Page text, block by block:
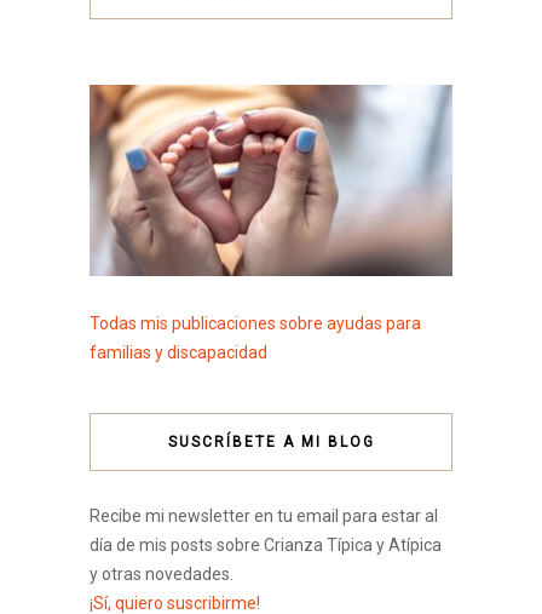
Todas mis publicaciones sobre ayudas para
familias y discapacidad
SUSCRÍBETE A MI BLOG
Recibe mi newsletter en tu email para estar al
día de mis posts sobre Crianza Típica y Atípica
y otras novedades.
¡Sí, quiero suscribirme!